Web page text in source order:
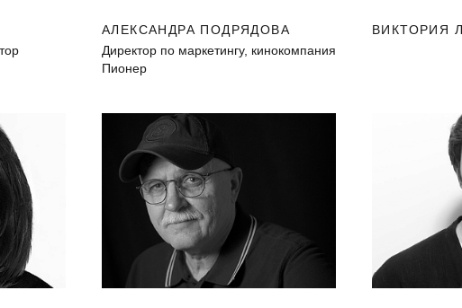
АЛЕКСАНДРА ПОДРЯДОВА
Директор по маркетингу, кинокомпания
Пионер
ВИКТОРИЯ